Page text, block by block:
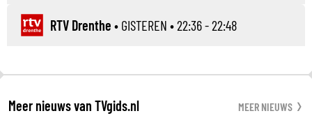
RTV Drenthe • GISTEREN • 22:36 - 22:48
Meer nieuws van TVgids.nl MEER NIEUWS